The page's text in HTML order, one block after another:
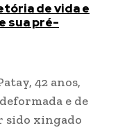
de vida e
sua pré-
42 anos,
e de
sido xingado